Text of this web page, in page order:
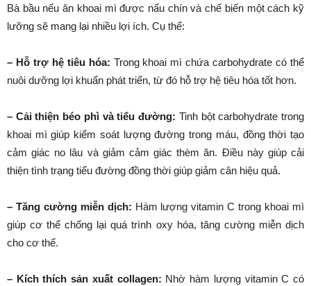
Bà bầu nếu ăn khoai mì được nấu chín và chế biến một cách kỹ
lưỡng sẽ mang lại nhiều lợi ích. Cụ thể:
– Hỗ trợ hệ tiêu hóa: Trong khoai mì chứa carbohydrate có thể
nuôi dưỡng lợi khuẩn phát triển, từ đó hỗ trợ hệ tiêu hóa tốt hơn.
– Cải thiện béo phì và tiểu đường: Tinh bột carbohydrate trong
khoai mì giúp kiểm soát lượng đường trong máu, đồng thời tạo
cảm giác no lâu và giảm cảm giác thèm ăn. Điều này giúp cải
thiện tình trạng tiểu đường đồng thời giúp giảm cân hiệu quả.
– Tăng cường miễn dịch: Hàm lượng vitamin C trong khoai mì
giúp cơ thể chống lại quá trình oxy hóa, tăng cường miễn dịch
cho cơ thể.
– Kích thích sản xuất collagen: Nhờ hàm lượng vitamin C có